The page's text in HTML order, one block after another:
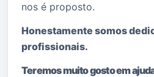
nos é proposto.
Honestamente somos
profissionais.
Teremos muito gosto em